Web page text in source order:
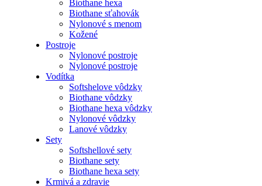
Biothane hexa
Biothane sťahovák
Nylonové s menom
Kožené
Postroje
Nylonové postroje
Nylonové postroje
Vodítka
Softshelove vôdzky
Biothane vôdzky
Biothane hexa vôdzky
Nylonové vôdzky
Lanové vôdzky
Sety
Softshellové sety
Biothane sety
Biothane hexa sety
Krmivá a zdravie